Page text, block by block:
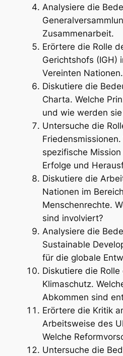
Analysiere die
Zusammenarbeit.
Erörtere die Rolle
Gerichtshofs (IGH)
Vereinten Nationen.
Diskutiere die
Charta. Welche
und wie werden
Untersuche die
Friedensmissionen.
spezifische
Erfolge und
Diskutiere die
Nationen im
Menschenrechte.
sind involviert?
Analysiere die
Sustainable
für die globale
Diskutiere die Rolle
Klimaschutz.
Abkommen sind
Erörtere die Kritik
Arbeitsweise des
Welche
Untersuche die